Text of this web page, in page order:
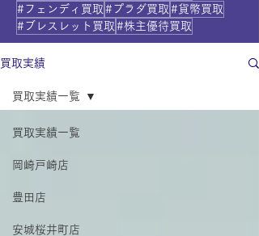
#フェンディ買取 #プラダ買取 #貨幣買取
#ブレスレット買取 #株主優待買取
買取実績
買取実績一覧
岡崎戸崎店
豊田店
安城桜井町店
買取実績一覧